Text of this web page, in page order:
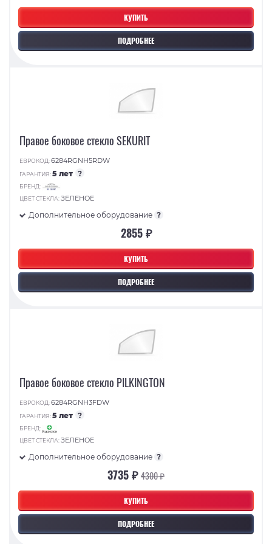
КУПИТЬ
ПОДРОБНЕЕ
КУПИТЬ
ПОДРОБНЕЕ
Правое боковое стекло SEKURIT
ЕВРОКОД:6284RGNH5RDW
ГАРАНТИЯ:5 лет ?
БРЕНД:
ЦВЕТ СТЕКЛА:ЗЕЛЕНОЕ
Дополнительное оборудование ?
2855 ₽
КУПИТЬ
ПОДРОБНЕЕ
Правое боковое стекло PILKINGTON
ЕВРОКОД:6284RGNH3FDW
ГАРАНТИЯ:5 лет ?
БРЕНД:
ЦВЕТ СТЕКЛА:ЗЕЛЕНОЕ
Дополнительное оборудование ?
3735 ₽4300 ₽